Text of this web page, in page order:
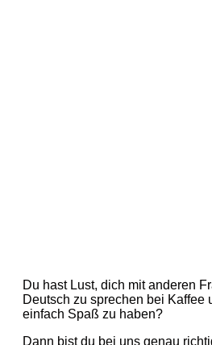
Du hast Lust, dich mit anderen
Deutsch zu sprechen bei Kaffee
einfach Spaß zu haben?
Dann bist du bei uns genau